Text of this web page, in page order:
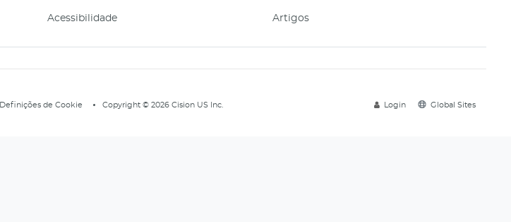
Acessibilidade Artigos
Definições de Cookie Copyright © 2026 Cision US Inc. Login Global Sites